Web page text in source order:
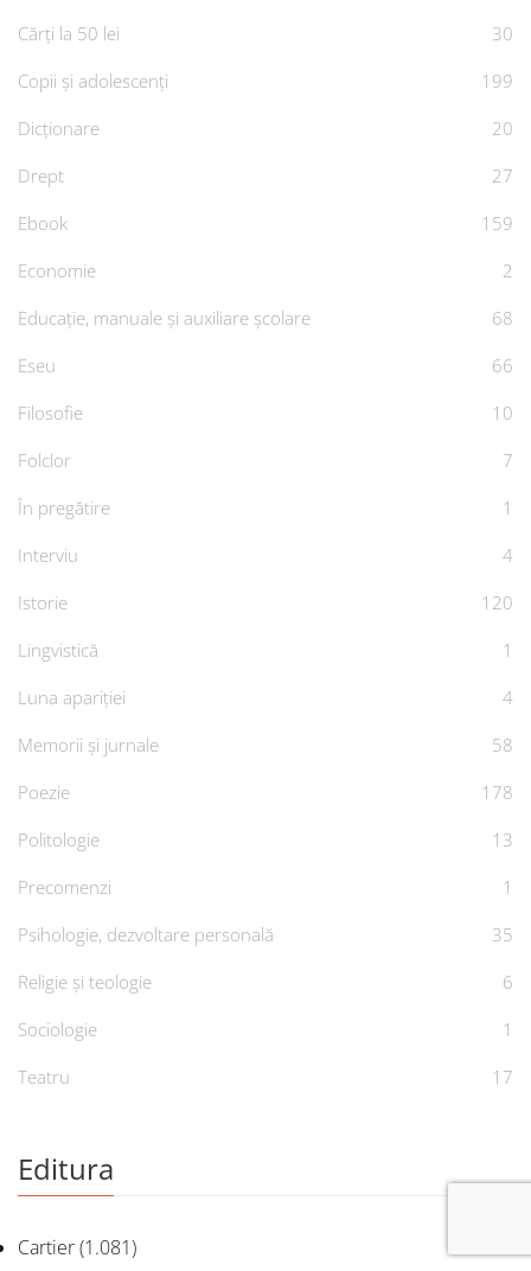
Cărți la 50 lei
30
Copii și adolescenți
199
Dicționare
20
Drept
27
Ebook
159
Economie
2
Educație, manuale și auxiliare școlare
68
Eseu
66
Filosofie
10
Folclor
7
În pregătire
1
Interviu
4
Istorie
120
Lingvistică
1
Luna apariției
4
Memorii și jurnale
58
Poezie
178
Politologie
13
Precomenzi
1
Psihologie, dezvoltare personală
35
Religie și teologie
6
Sociologie
1
Teatru
17
Editura
Cartier(1.081)